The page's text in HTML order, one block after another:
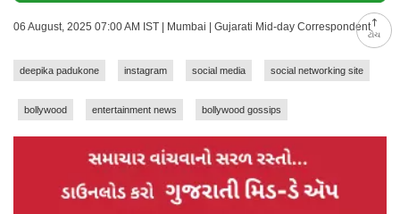
ટોચ
06 August, 2025 07:00 AM IST | Mumbai | Gujarati Mid-day Correspondent
deepika padukone instagram social media social networking site
bollywood entertainment news bollywood gossips